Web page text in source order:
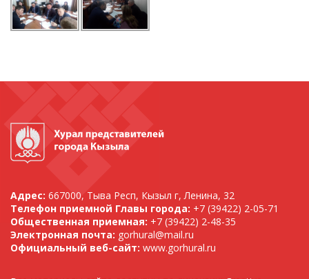
Адрес: 667000, Тыва Респ, Кызыл г, Ленина, 32
Телефон приемной Главы города: +7 (39422) 2-05-71
Общественная приемная: +7 (39422) 2-48-35
Электронная почта: gorhural@mail.ru
Официальный веб-сайт: www.gorhural.ru